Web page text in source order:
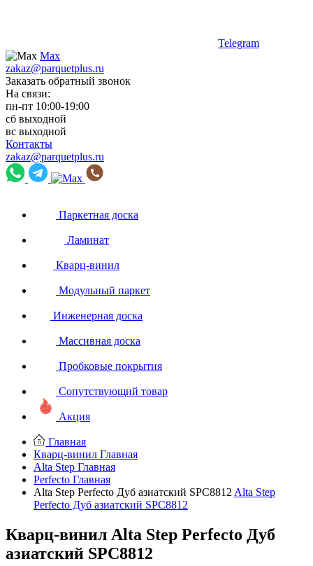
Telegram
Max
zakaz@parquetplus.ru
Заказать обратный звонок
На связи:
пн-пт 10:00-19:00
сб выходной
вс выходной
Контакты
zakaz@parquetplus.ru
Паркетная доска
Ламинат
Кварц-винил
Модульный паркет
Инженерная доска
Массивная доска
Пробковые покрытия
Сопутствующий товар
Акция
Главная
Кварц-винил Главная
Alta Step Главная
Perfecto Главная
Alta Step Perfecto Дуб азиатский SPC8812 Alta Step
Perfecto Дуб азиатский SPC8812
Кварц-винил Alta Step Perfecto Дуб
азиатский SPC8812